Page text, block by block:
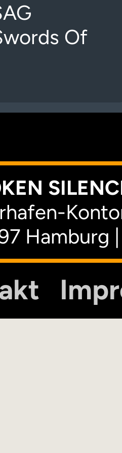
Of
Hamburg